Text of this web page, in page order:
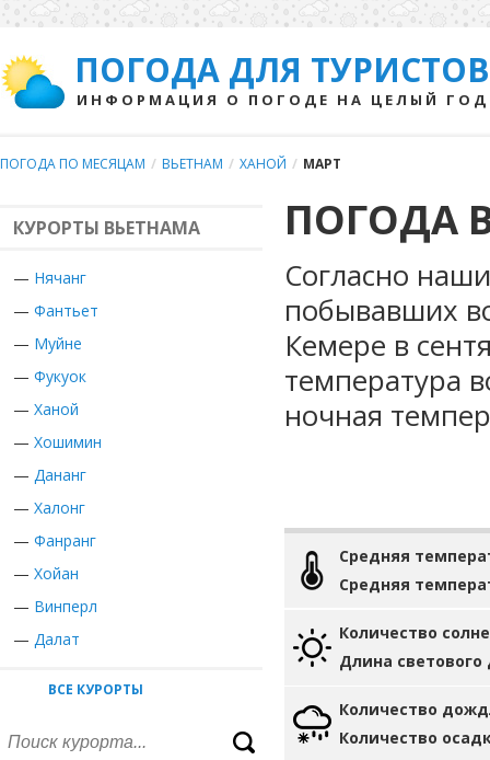
ПОГОДА ДЛЯ ТУРИСТОВ
ИНФОРМАЦИЯ О ПОГОДЕ НА ЦЕЛЫЙ ГОД
ПОГОДА ПО МЕСЯЦАМ / ВЬЕТНАМ / ХАНОЙ / МАРТ
КУРОРТЫ ВЬЕТНАМА
— Нячанг
— Фантьет
— Муйне
— Фукуок
— Ханой
— Хошимин
— Дананг
— Халонг
— Фанранг
— Хойан
— Винперл
— Далат
ВСЕ КУРОРТЫ
ПОГОДА
Согласно
побывавших
Кемере в
температура
ночная
Средняя
Средняя
Количество
Длина светового
Количество
Количество